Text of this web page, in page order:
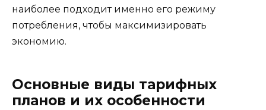
наиболее подходит именно его режиму
потребления, чтобы максимизировать
экономию.
Основные виды тарифных
планов и их особенности